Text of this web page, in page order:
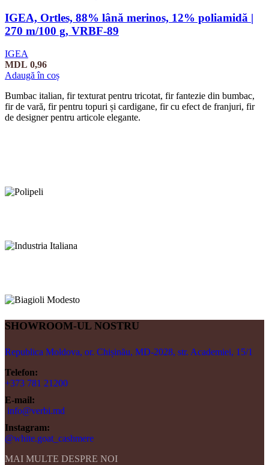
IGEA, Ortles, 88% lână merinos, 12% poliamidă |
270 m/100 g, VRBF-89
IGEA
MDL 0,96
Adaugă în coș
Bumbac italian, fir texturat pentru tricotat, fir fantezie din bumbac,
fir de vară, fir pentru topuri și cardigane, fir cu efect de franjuri, fir
de designer pentru articole elegante.
SHOWROOM-UL NOSTRU
Republica Moldova, or. Chișinău, MD-2028, str. Academiei, 15/1
Telefon:
+373 781 21200
E-mail:
info@verbi.md
Instagram:
@white.goat_cashmere
MAI MULTE DESPRE NOI